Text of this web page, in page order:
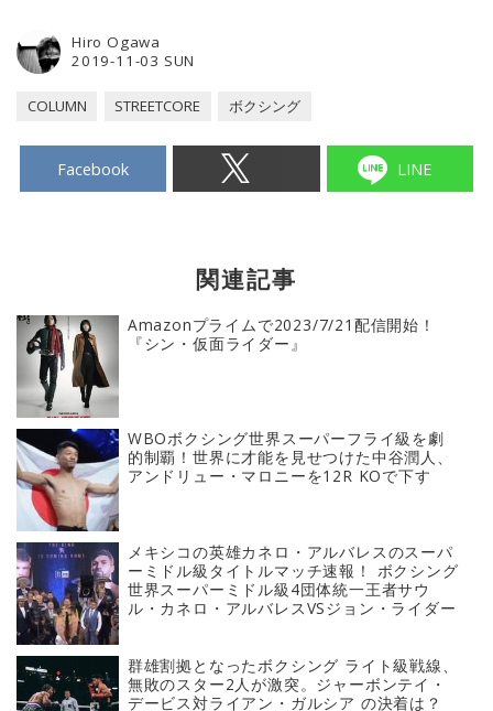
2019-11-03 SUN
Hiro Ogawa
COLUMN STREETCORE ボクシング
Facebook LINE
関連記事
Amazonプライムで2023/7/21配信開始！
『シン・仮面ライダー』
WBOボクシング世界スーパーフライ級を劇
的制覇！世界に才能を見せつけた中谷潤人、
アンドリュー・マロニーを12R KOで下す
メキシコの英雄カネロ・アルバレスのスーパ
ーミドル級タイトルマッチ速報！ ボクシング
世界スーパーミドル級4団体統一王者サウ
ル・カネロ・アルバレスVSジョン・ライダー
群雄割拠となったボクシング ライト級戦線、
無敗のスター2人が激突。ジャーボンテイ・
デービス対ライアン・ガルシア の決着は？